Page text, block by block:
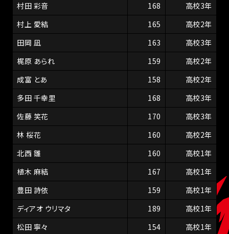
村田 彩音
168
高校3年
村上 愛結
165
高校2年
田岡 凪
163
高校3年
梶原 あられ
159
高校2年
成富 とあ
158
高校2年
多田 千幸里
168
高校3年
佐藤 笑花
170
高校3年
林 桜花
160
高校2年
北西 雛
160
高校1年
植木 麻結
167
高校1年
豊田 詩依
159
高校1年
ディアオ ウリマタ
189
高校1年
松田 寧々
154
高校1年